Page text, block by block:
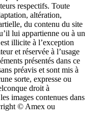
respectifs. Toute
altération,
du contenu du site
lui appartienne ou à un
illicite à l’exception
et réservée à l’usage
présentés dans ce
préavis et sont mis à
sorte, expresse ou
droit à
images contenues dans
© Amex ou